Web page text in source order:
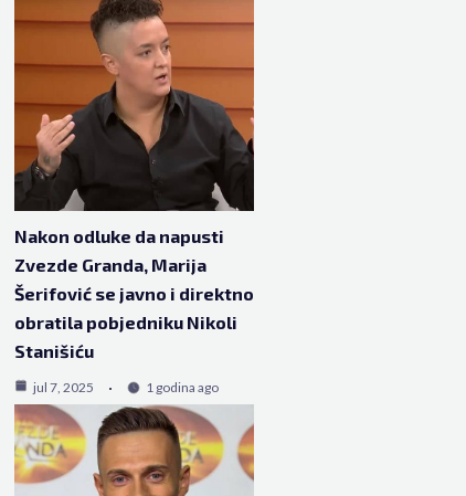
Nakon odluke da napusti
Zvezde Granda, Marija
Šerifović se javno i direktno
obratila pobjedniku Nikoli
Stanišiću
jul 7, 2025 1 godina ago